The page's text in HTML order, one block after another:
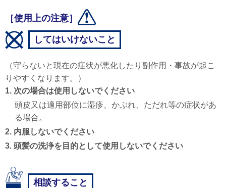
［使用上の注意］
してはいけないこと
（守らないと現在の症状が悪化したり副作用・事故が起こ
りやすくなります。）
1. 次の場合は使用しないでください
頭皮又は適用部位に湿疹、かぶれ、ただれ等の症状があ
る場合。
2. 内服しないでください
3. 頭髪の洗浄を目的として使用しないでください
相談すること